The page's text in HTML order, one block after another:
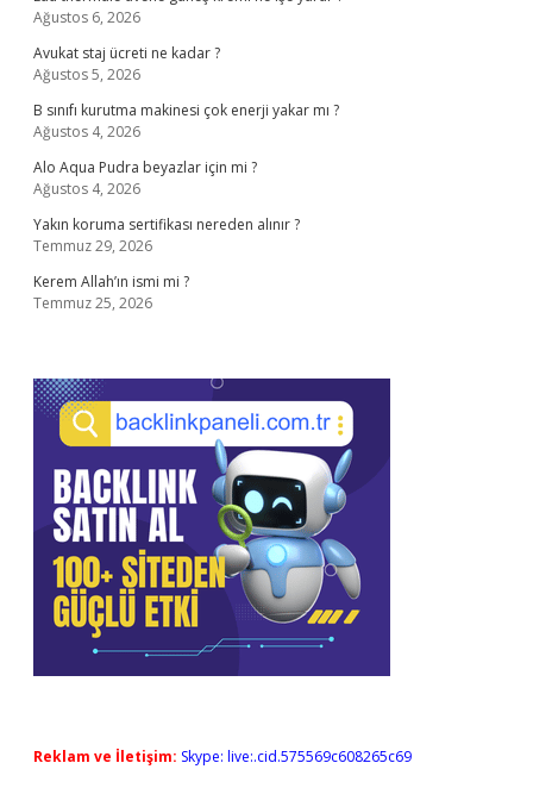
Ağustos 6, 2026
Avukat staj ücreti ne kadar ?
Ağustos 5, 2026
B sınıfı kurutma makinesi çok enerji yakar mı ?
Ağustos 4, 2026
Alo Aqua Pudra beyazlar için mi ?
Ağustos 4, 2026
Yakın koruma sertifikası nereden alınır ?
Temmuz 29, 2026
Kerem Allah’ın ismi mi ?
Temmuz 25, 2026
Reklam ve İletişim: Skype: live:.cid.575569c608265c69